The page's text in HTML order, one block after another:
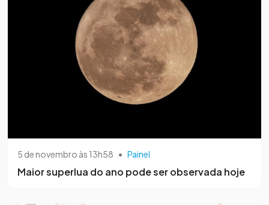
5 de novembro às 13h58 • Painel
Maior superlua do ano pode ser observada hoje